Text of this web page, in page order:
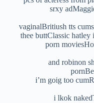
srxy
vaginalBritiush tts
thee buttClassic
porn
and robinon
i’m goig too
i lkok